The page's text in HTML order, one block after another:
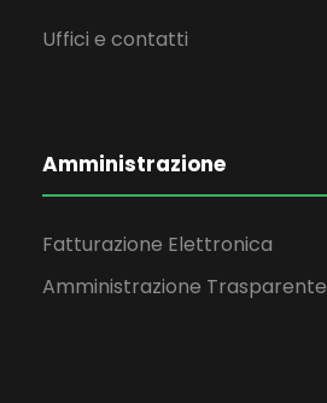
Uffici e contatti
Amministrazione
Fatturazione Elettronica
Amministrazione Trasparente